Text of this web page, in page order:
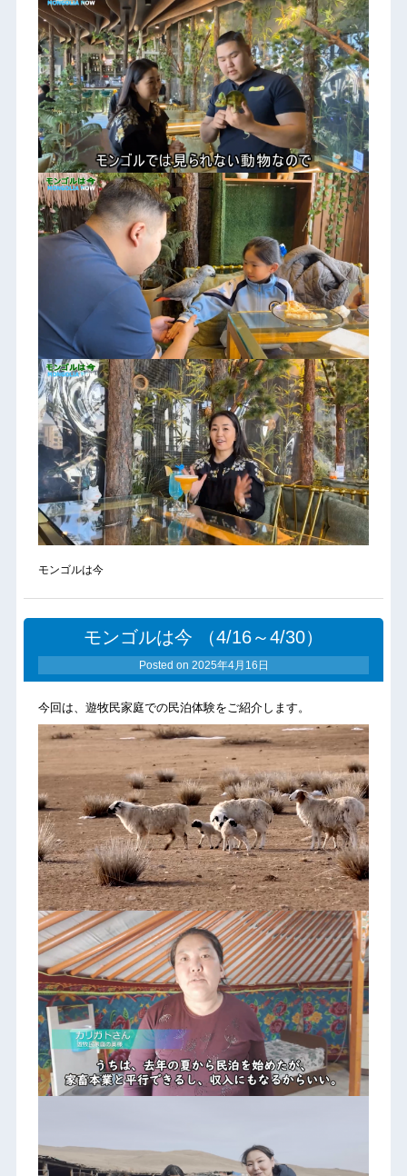
モンゴルは今
モンゴルは今 （4/16～4/30）
Posted on 2025年4月16日
今回は、遊牧民家庭での民泊体験をご紹介します。